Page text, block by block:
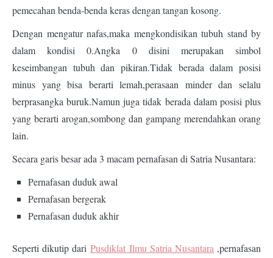
pemecahan benda-benda keras dengan tangan kosong.
Dengan mengatur nafas,maka mengkondisikan tubuh stand by
dalam kondisi 0.Angka 0 disini merupakan simbol
keseimbangan tubuh dan pikiran.Tidak berada dalam posisi
minus yang bisa berarti lemah,perasaan minder dan selalu
berprasangka buruk.Namun juga tidak berada dalam posisi plus
yang berarti arogan,sombong dan gampang merendahkan orang
lain.
Secara garis besar ada 3 macam pernafasan di Satria Nusantara:
Pernafasan duduk awal
Pernafasan bergerak
Pernafasan duduk akhir
Seperti dikutip dariPusdiklat Ilmu Satria Nusantara,pernafasan